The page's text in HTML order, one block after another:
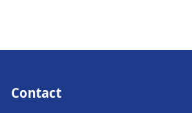
Contact